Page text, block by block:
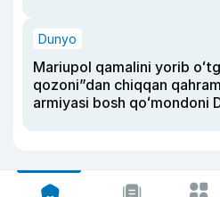
Dunyo
Mariupol qamalini yorib
qozoni”dan chiqqan
armiyasi bosh qoʻmondoni